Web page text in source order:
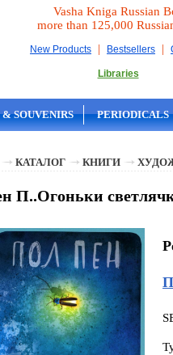
Vasha Kniga Russian
more than 125,000
New Products | Bestsellers |
Libraries
& SOUVENIRS PERIODICALS
КАТАЛОГ КНИГИ
П..Огоньки